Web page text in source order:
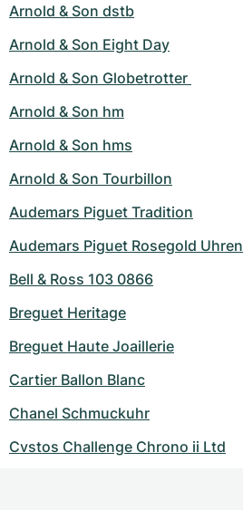
Arnold & Son dstb
Arnold & Son Eight Day
Arnold & Son Globetrotter
Arnold & Son hm
Arnold & Son hms
Arnold & Son Tourbillon
Audemars Piguet Tradition
Audemars Piguet Rosegold Uhren
Bell & Ross 103 0866
Breguet Heritage
Breguet Haute Joaillerie
Cartier Ballon Blanc
Chanel Schmuckuhr
Cvstos Challenge Chrono ii Ltd